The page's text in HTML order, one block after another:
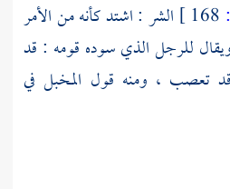
الشر : اشتد كأنه من الأمر
للرجل الذي سوده قومه : قد
تعصب ، ومنه قول المخبل في